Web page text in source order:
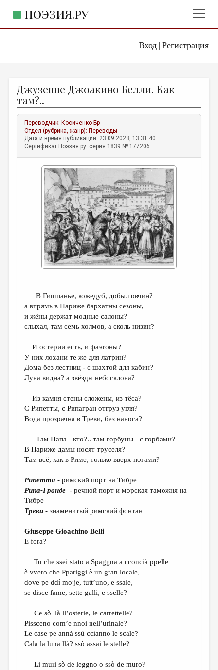
Вход| Регистрация
ПОЭЗИЯ.РУ
ЖАНРЫ
АВТОРЫ
КОММЕНТАРИИ
ЛИТСАЛОН
ПРАВИЛА САЙТА
ОТДЕЛЫ И РУБРИКИ
ИЗБРАННОЕ
ДАЙДЖЕСТ
ПРОИЗВЕДЕНИЯ
ПЕРЕВОДЫ
ДЕТСКАЯ КОМНАТА
КНИЖНАЯ ПОЛКА
СТРАНИЦЫ ПАМЯТИ
ОБЪЯВЛЕНИЯ
РЕДКОЛЛЕГИЯ
ОТ РЕДАКЦИИ
МАЛАЯ ПРОЗА
ЭССЕИСТИКА
КУЛЬТУРОВЕДЕНИЕ
ПУБЛИЦИСТИКА
ЦИКЛЫ ПУБЛИКАЦИЙ
ТРЕДИАКОВСКИЙ
МЕДИА
ВКОНТАКТЕ
Джузеппе Джоакино Белли. Как
там?..
Переводчик: Косиченко Бр
Отдел (рубрика, жанр): Переводы
Дата и время публикации: 23.09.2023, 13:31:40
Сертификат Поэзия.ру: серия 1839 № 177206
В Гишпанье, кожедуб, добыл овчин?
а впрямь в Париже бархатны сезоны,
и жёны держат модные салоны?
слыхал, там семь холмов, а сколь низин?
И остерии есть, и фаэтоны?
У них лохани те же для латрин?
Дома без лестниц - с шахтой для кабин?
Луна видна? а звёзды небосклона?
Из камня стены сложены, из тёса?
С Рипетты, с Рипагран отгруз угля?
Вода прозрачна в Треви, без наноса?
Там Папа - кто?.. там горбуны - с горбами?
В Париже дамы носят труселя?
Там всё, как в Риме, только вверх ногами?
Рипетта - римский порт на Тибре
Рипа-Гранде - речной порт и морская таможня на
Тибре
Треви - знаменитый римский фонтан
Giuseppe Gioachino Belli
E fora?
Tu che ssei stato a Spaggna a cconcià ppelle
è vvero che Ppariggi è un gran locale,
dove pe ddí mojje, tutt’uno, e ssale,
se disce fame, sette galli, e sselle?
Ce sò llà ll’osterie, le carrettelle?
Pissceno com’e nnoi nell’urinale?
Le case pe annà ssú ccianno le scale?
Cala la luna llà? ssò assai le stelle?
Li muri sò de leggno o ssò de muro?